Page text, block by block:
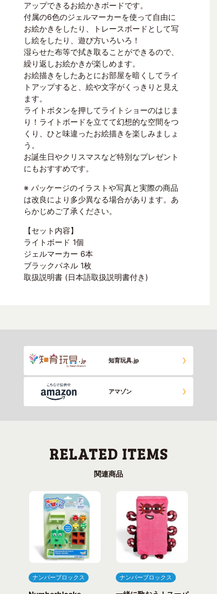
アップできるお絵かきボードです。
付属の6色のジェルマーカーを使って自由に
お絵かきをしたり、トレースボードとして写
し絵をしたり、遊び方いろいろ！
湿らせた布等で拭き取ることができるので、
繰り返しお絵かきが楽しめます。
お絵描きをしたあとにお部屋を暗くしてライ
トアップすると、絵や文字がくっきりと見え
ます。
ライトボタンを押してライトショーのはじま
り！ライトボードを立てて幻想的な空間をつ
くり、ひと味違ったお絵描きを楽しみましょ
う。
お誕生日やクリスマスなど特別なプレゼント
にもおすすめです。
※ パッケージのイラストや写真と実際の商品
は改良により多少異なる場合があります。あ
らかじめご了承ください。
【セット内容】
ライトボード 1個
ジェルマーカー 6本
ブラックパネル 1枚
取扱説明書 (日本語取扱説明書付き)
知育玩具.jp
アマゾン
関連商品
ナンバーブロックス ナンバーブロックス